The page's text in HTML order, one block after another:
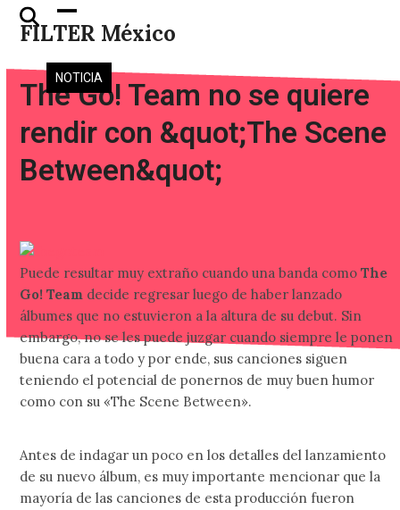
Skip
FILTER México
Open
mobile
menu
Close
mobile
menu
NOTICIA
The Go! Team no se quiere
rendir con &quot;The Scene
Between&quot;
Puede resultar muy extraño cuando una banda comoThe
Go! Team decide regresar luego de haber lanzado
álbumes que no estuvieron a la altura de su debut. Sin
embargo, no se les puede juzgar cuando siempre le ponen
buena cara a todo y por ende, sus canciones siguen
teniendo el potencial de ponernos de muy buen humor
como con su «The Scene Between».
Antes de indagar un poco en los detalles del lanzamiento
de su nuevo álbum, es muy importante mencionar que la
mayoría de las canciones de esta producción fueron